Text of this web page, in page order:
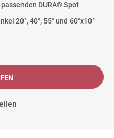
DURA® Spot
20°, 40°, 55° und 60°x10°